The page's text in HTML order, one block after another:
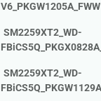
SM2259XT2_WD-
SM2259XT2_WD-